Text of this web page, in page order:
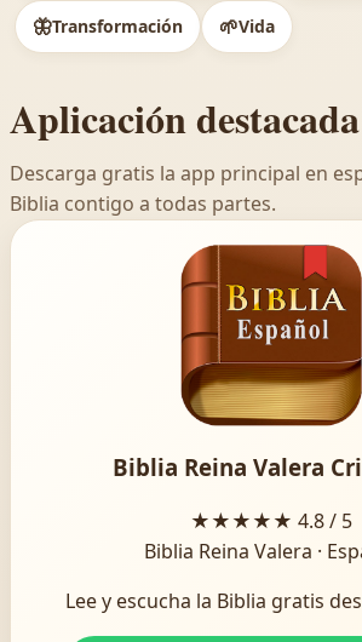
🦋Transformación 🌱Vida
Aplicación destacada
Descarga gratis la app principal en
Biblia contigo a todas partes.
Biblia Reina Valera
★★★★★ 4.8 / 5
Biblia Reina Valera ·
Lee y escucha la Biblia gratis